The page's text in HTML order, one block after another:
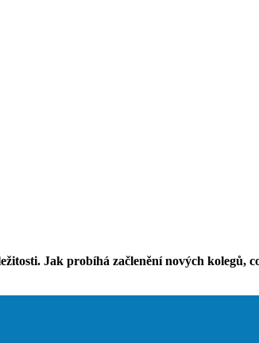
Jak probíhá začlenění nových kolegů,